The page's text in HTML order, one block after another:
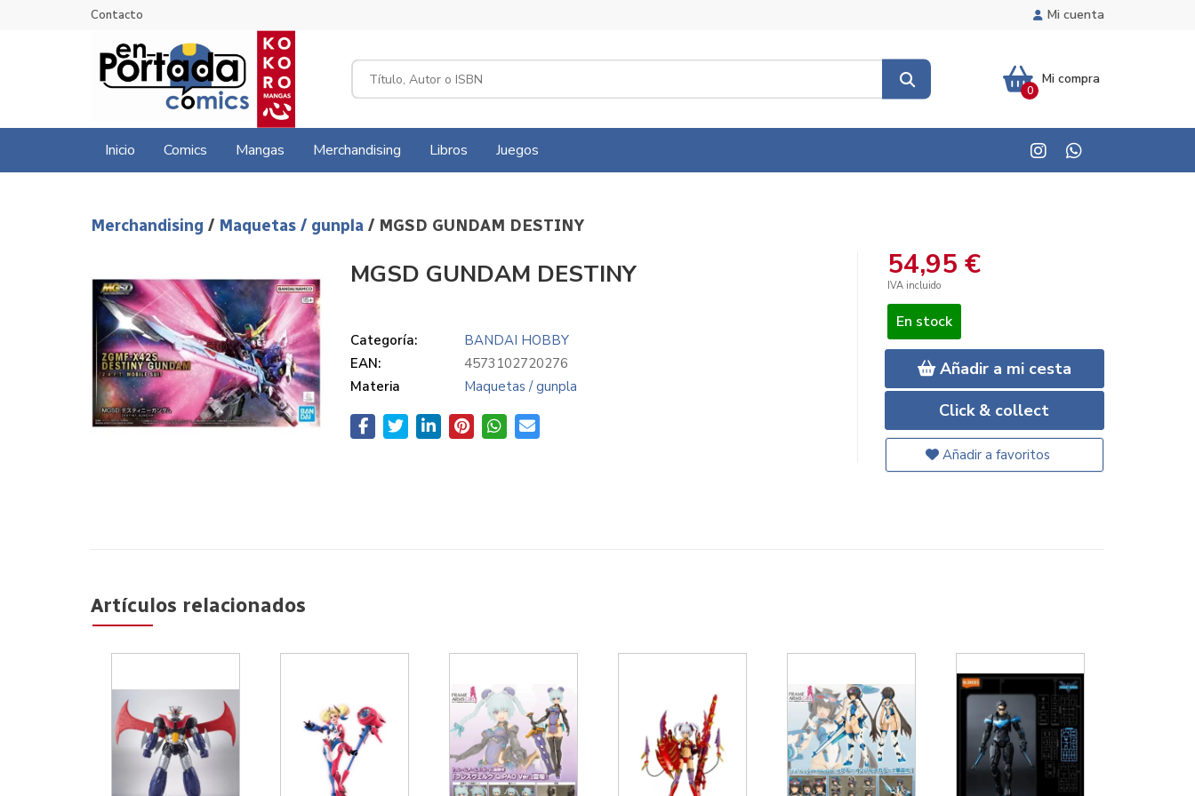
Mi cuenta
Contacto
Mi compra
0
Inicio Comics Mangas Merchandising Libros Juegos
Merchandising / Maquetas / gunpla / MGSD GUNDAM DESTINY
MGSD GUNDAM DESTINY
Categoría:
BANDAI HOBBY
EAN:
4573102720276
Materia
Maquetas / gunpla
54,95 €
IVA incluido
En stock
Añadir a mi cesta
Click & collect
Añadir a favoritos
Artículos relacionados